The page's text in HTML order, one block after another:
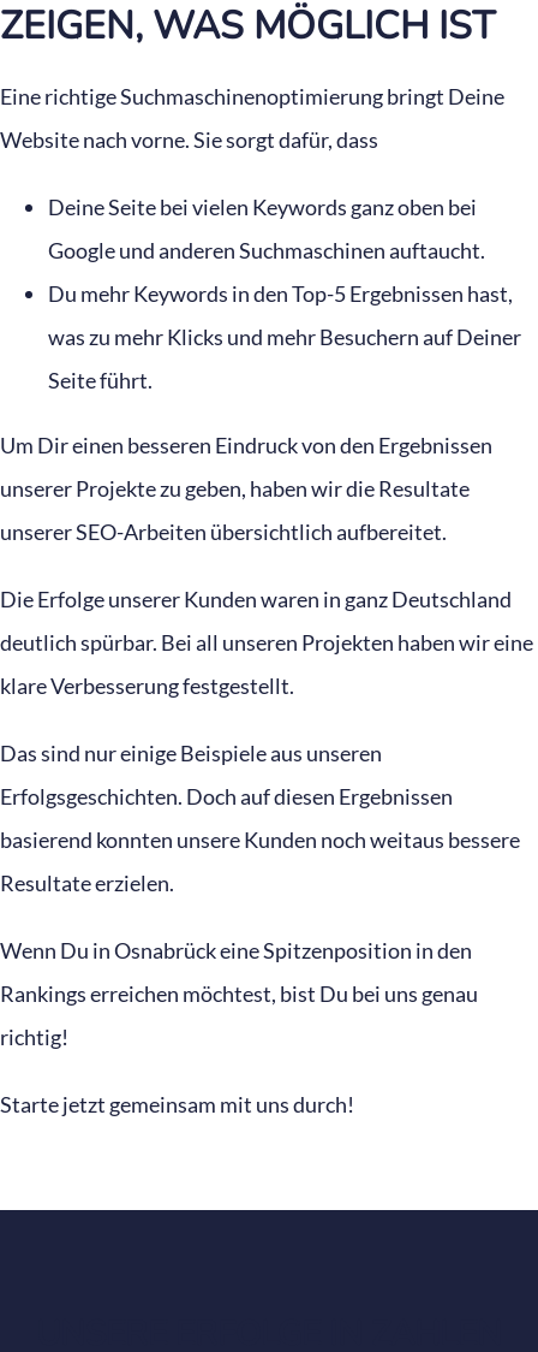
ZEIGEN, WAS MÖGLICH IST
Eine richtige Suchmaschinenoptimierung bringt Deine
Website nach vorne. Sie sorgt dafür, dass
Deine Seite bei vielen Keywords ganz oben bei
Google und anderen Suchmaschinen auftaucht.
Du mehr Keywords in den Top-5 Ergebnissen hast,
was zu mehr Klicks und mehr Besuchern auf Deiner
Seite führt.
Um Dir einen besseren Eindruck von den Ergebnissen
unserer Projekte zu geben, haben wir die Resultate
unserer SEO-Arbeiten übersichtlich aufbereitet.
Die Erfolge unserer Kunden waren in ganz Deutschland
deutlich spürbar. Bei all unseren Projekten haben wir eine
klare Verbesserung festgestellt.
Das sind nur einige Beispiele aus unseren
Erfolgsgeschichten. Doch auf diesen Ergebnissen
basierend konnten unsere Kunden noch weitaus bessere
Resultate erzielen.
Wenn Du in Osnabrück eine Spitzenposition in den
Rankings erreichen möchtest, bist Du bei uns genau
richtig!
Starte jetzt gemeinsam mit uns durch!